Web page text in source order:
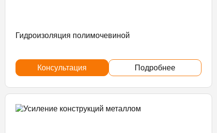
Гидроизоляция полимочевиной
Консультация Подробнее